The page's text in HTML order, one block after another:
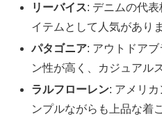
リーバイス: デニムの代
イテムとして人気があり
パタゴニア: アウトドア
ン性が高く、カジュアル
ラルフローレン: アメリ
ンプルながらも上品な着